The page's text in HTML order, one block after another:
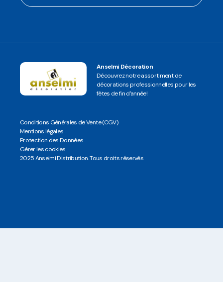
Anselmi Décoration
Découvrez notre assortiment de
décorations professionnelles pour les
fêtes de fin d'année!
Conditions Générales de Vente (CGV)
Mentions légales
Protection des Données
Gérer les cookies
2025 Anselmi Distribution. Tous droits réservés